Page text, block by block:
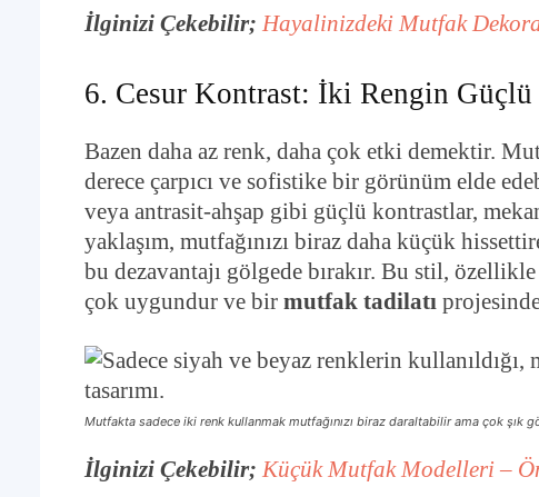
İlginizi Çekebilir; Hayalinizdeki Mutfak
6. Cesur Kontrast: İki Rengin
Bazen daha az renk, daha çok etki demektir.
derece çarpıcı ve sofistike bir görünüm elde
veya antrasit-ahşap gibi güçlü kontrastlar,
yaklaşım, mutfağınızı biraz daha küçük
bu dezavantajı gölgede bırakır. Bu stil,
çok uygundur ve bir mutfak tadilatı
Mutfakta sadece iki renk kullanmak mutfağınızı biraz daraltabilir ama çok şık
İlginizi Çekebilir; Küçük Mutfak Modelleri –